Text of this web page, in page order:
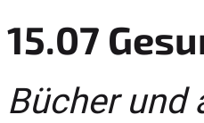
15.07
Bücher und